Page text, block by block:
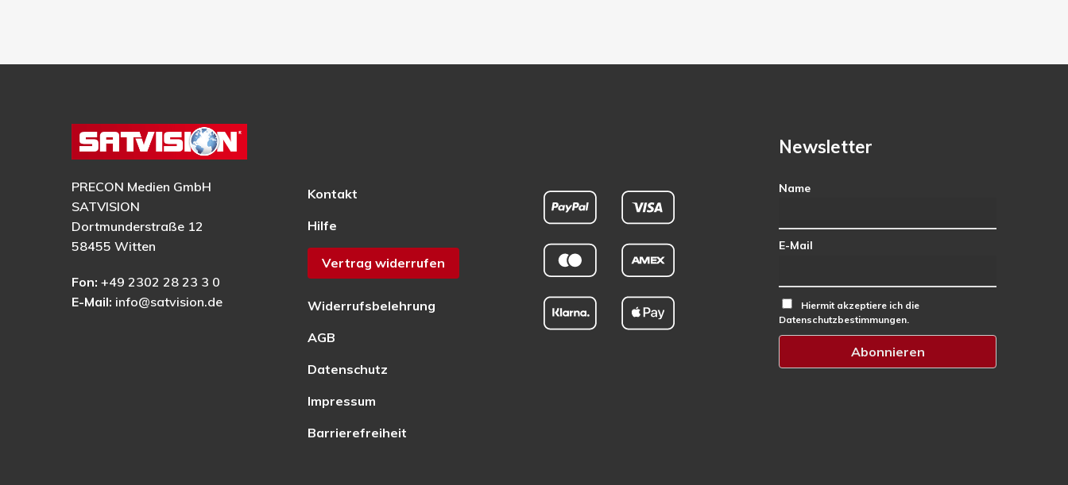
PRECON Medien GmbH
SATVISION
Dortmunderstraße 12
58455 Witten
Fon: +49 2302 28 23 3 0
E-Mail: info@satvision.de
Kontakt
Hilfe
Vertrag widerrufen
Widerrufsbelehrung
AGB
Datenschutz
Impressum
Barrierefreiheit
Newsletter
Name
E-Mail
Hiermit akzeptiere ich die
Datenschutzbestimmungen.